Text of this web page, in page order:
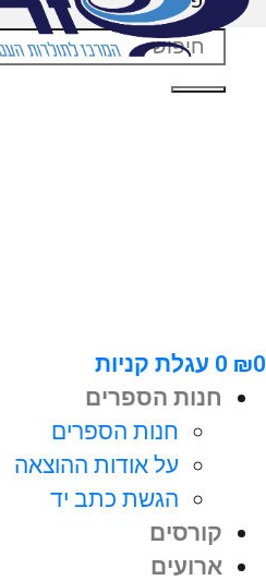
₪0
0 עגלת קניות
חנות הספרים
חנות הספרים
על אודות ההוצאה
הגשת כתב יד
קורסים
ארועים